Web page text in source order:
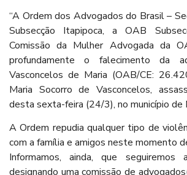
“A Ordem dos Advogados do Brasil –
Subsecção Itapipoca, a OAB
Comissão da Mulher Advogada da
profundamente o falecimento da
Vasconcelos de Maria (OAB/CE:
Maria Socorro de Vasconcelos,
desta sexta-feira (24/3), no município de
A Ordem repudia qualquer tipo de
com a família e amigos neste momento
Informamos, ainda, que seguiremos
designando uma comissão de